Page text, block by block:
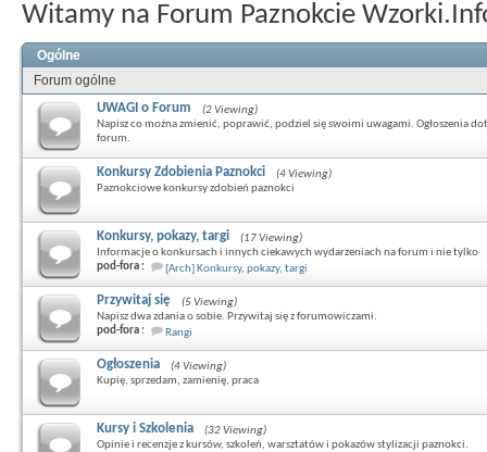
Witamy na Forum Paznokcie
Ogólne
Forum ogólne
UWAGI o Forum
(2 Viewing)
Napisz co można zmienić, poprawić, podziel się swoimi uwagami. Ogłoszenia
forum.
Konkursy Zdobienia Paznokci
(4 Viewing)
Paznokciowe konkursy zdobień paznokci
Konkursy, pokazy, targi
(17 Viewing)
Informacje o konkursach i innych ciekawych wydarzeniach na forum i nie tylko
pod-fora :
[Arch] Konkursy, pokazy, targi
Przywitaj się
(5 Viewing)
Napisz dwa zdania o sobie. Przywitaj się z forumowiczami.
pod-fora :
Rangi
Ogłoszenia
(4 Viewing)
Kupię, sprzedam, zamienię, praca
Kursy i Szkolenia
(32 Viewing)
Opinie i recenzje z kursów, szkoleń, warsztatów i pokazów stylizacji paznokci.